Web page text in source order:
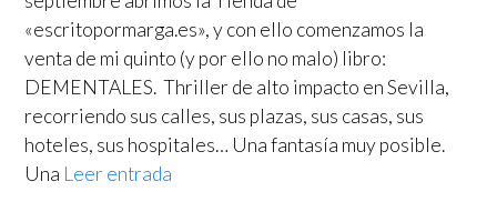
«escritopormarga.es», y con ello comenzamos la
venta de mi quinto (y por ello no malo) libro:
DEMENTALES. Thriller de alto impacto en Sevilla,
recorriendo sus calles, sus plazas, sus casas, sus
hoteles, sus hospitales… Una fantasía muy posible.
Una Leer entrada